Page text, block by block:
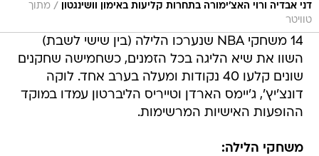
דני אבדיה ורוי האצ'ימורה בתחרות קליעות באימון וושינגטון / מתוך
טוויטר
14 משחקי NBA שנערכו הלילה (בין שישי לשבת)
השוו את שיא הליגה בכל הזמנים, כשחמישה שחקנים
שונים קלעו 40 נקודות ומעלה בערב אחד. לוקה
דונצ'יץ', ג'יימס הארדן וטייריס הליברטון עמדו במוקד
ההופעות האישיות המרשימות.
משחקי הלילה: